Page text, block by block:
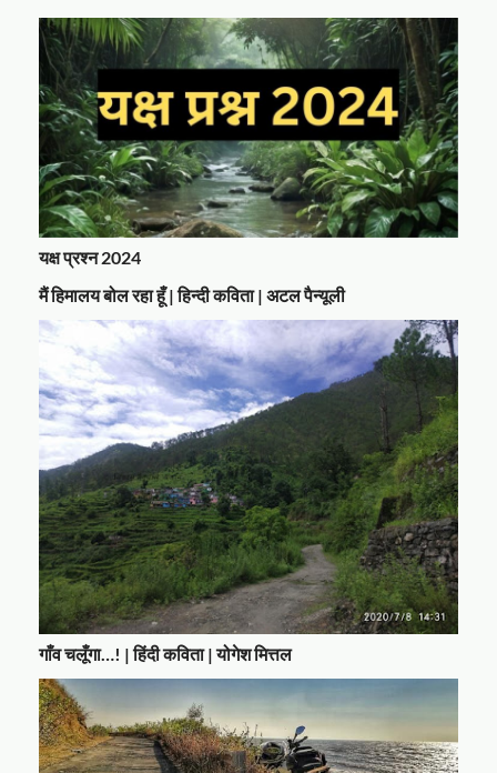
यक्ष प्रश्न 2024
मैं हिमालय बोल रहा हूँ | हिन्दी कविता | अटल पैन्यूली
गाँव चलूँगा…! | हिंदी कविता | योगेश मित्तल